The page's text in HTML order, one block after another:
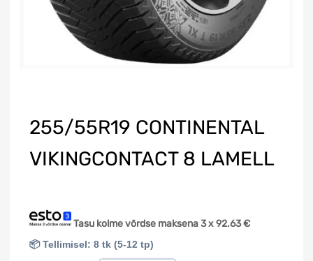
255/55R19 CONTINENTAL
VIKINGCONTACT 8 LAMELL
Tasu kolme võrdse maksena 3 x92.63€
📦 Tellimisel: 8 tk (5-12 tp)